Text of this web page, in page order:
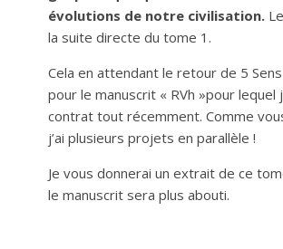
évolutions de notre civilisation.
la suite directe du tome 1.
Cela en attendant le retour de 5
pour le manuscrit « RVh »pour lequel
contrat tout récemment. Comme
j’ai plusieurs projets en parallèle !
Je vous donnerai un extrait de ce
le manuscrit sera plus abouti.